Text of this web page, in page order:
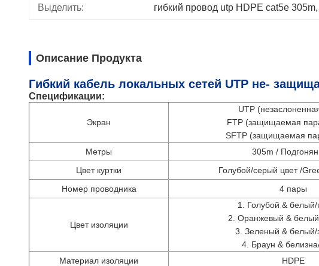
Выделить: гибкий провод utp HDPE cat5e 305m,
Описание Продукта
Гибкий кабель локальных сетей UTP не-
Спецификации:
Экран
UTP
FTP (защищаемая
SFTP (защищаемая
Метры
305m /
Цвет куртки
Голубой/серый цвет /
Номер проводника
4 пары
Цвет изоляции
1. Голубой & белый/
2. Оранжевый &
3. Зеленый & белый/
4. Браун &
Материал изоляции
HDPE